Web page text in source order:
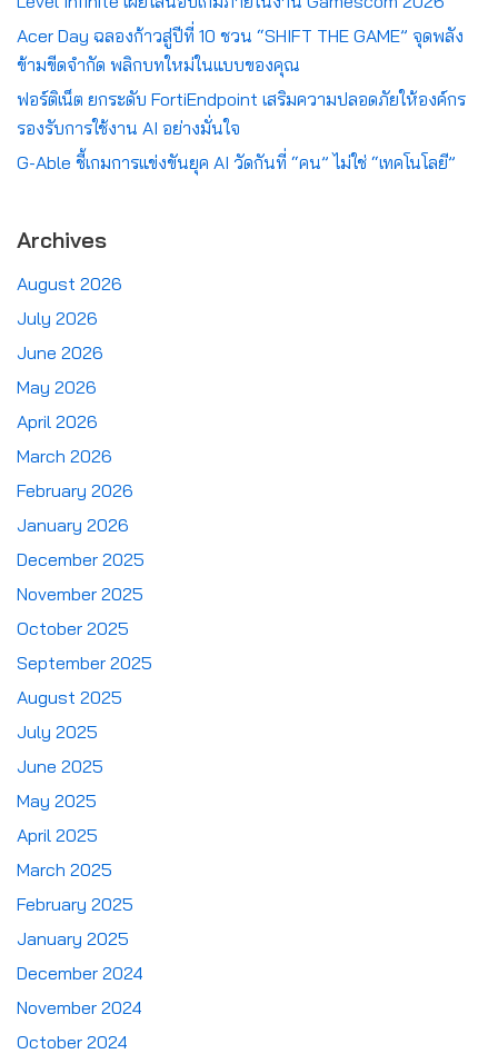
Acer Day ฉลองก้าวสู่ปีที่ 10 ชวน “SHIFT THE GAME” จุดพลัง
ข้ามขีดจำกัด พลิกบทใหม่ในแบบของคุณ
ฟอร์ติเน็ต ยกระดับ FortiEndpoint เสริมความปลอดภัยให้องค์กร
รองรับการใช้งาน AI อย่างมั่นใจ
G-Able ชี้เกมการแข่งขันยุค AI วัดกันที่ “คน” ไม่ใช่ “เทคโนโลยี”
Archives
August 2026
July 2026
June 2026
May 2026
April 2026
March 2026
February 2026
January 2026
December 2025
November 2025
October 2025
September 2025
August 2025
July 2025
June 2025
May 2025
April 2025
March 2025
February 2025
January 2025
December 2024
November 2024
October 2024